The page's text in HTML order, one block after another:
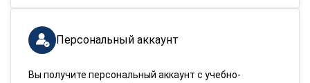
Персональный аккаунт
Вы получите персональный аккаунт с учебно-